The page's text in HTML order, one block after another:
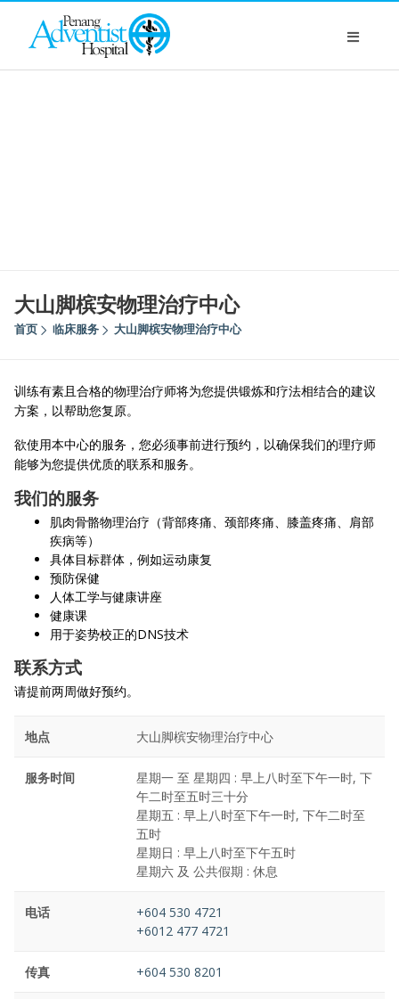
大山脚槟安物理治疗中心
首页 临床服务 大山脚槟安物理治疗中心
训练有素且合格的物理治疗师将为您提供锻炼和疗法相结合的建议
方案，以帮助您复原。
欲使用本中心的服务，您必须事前进行预约，以确保我们的理疗师
能够为您提供优质的联系和服务。
我们的服务
肌肉骨骼物理治疗（背部疼痛、颈部疼痛、膝盖疼痛、肩部
疾病等）
具体目标群体，例如运动康复
预防保健
人体工学与健康讲座
健康课
用于姿势校正的DNS技术
联系方式
请提前两周做好预约。
地点 大山脚槟安物理治疗中心
服务时间
星期一 至 星期四 : 早上八时至下午一时, 下
午二时至五时三十分
星期五 : 早上八时至下午一时, 下午二时至
五时
星期日 : 早上八时至下午五时
星期六 及 公共假期 : 休息
电话
+604 530 4721
+6012 477 4721
传真 +604 530 8201